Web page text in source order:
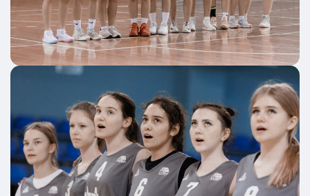
условиями обработки персональных данных